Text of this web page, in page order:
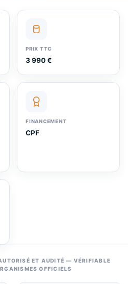
PRIX TTC
3 990 €
FINANCEMENT
CPF
ET AUDITÉ — VÉRIFIABLE
OFFICIELS